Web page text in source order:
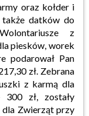
oraz kołder i
datków do
z
piesków, worek
podarował Pan
zł. Zebrana
z karmą dla
zł, zostały
dla Zwierząt przy